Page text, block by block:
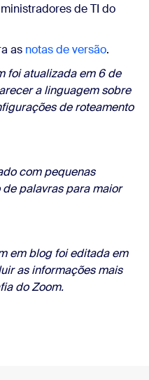
de TI do
as notas de versão.
foi atualizada em 6 de
a linguagem sobre
de roteamento
com pequenas
palavras para maior
em blog foi editada em
as informações mais
do Zoom.